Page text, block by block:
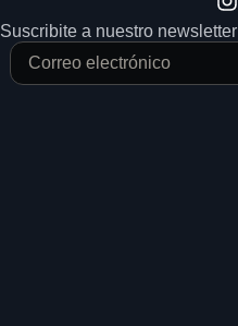
Suscribite a nuestro newsletter